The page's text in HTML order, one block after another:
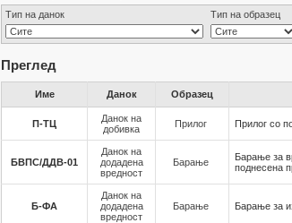
Тип на данок Тип на образец
Преглед
Име Данок Образец
П-ТЦ
Данок на
добивка
Прилог Прилог со
БВПС/ДДВ-01
Данок на
додадена
вредност
Барање
Барање за
поднесена
Б-ФА
Данок на
додадена
вредност
Барање Барање за